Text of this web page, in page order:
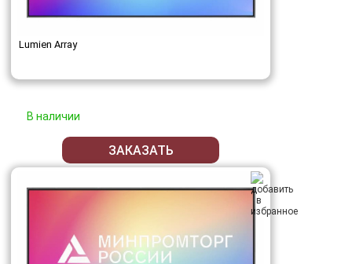
Lumien Array
В наличии
ЗАКАЗАТЬ